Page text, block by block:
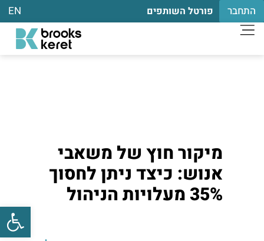
התחבר פורטל השותפים EN
מיקור חוץ של משאבי
אנוש: כיצד ניתן לחסוך
35% מעלויות הניהול